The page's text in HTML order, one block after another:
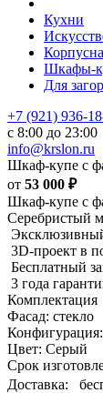
Кухни
Шкафы-
Для
+7 (921) 936-
с 8:00 до 23:00
info@krslon.ru
Шкаф-купе с
от 53 000 ₽
Шкаф-купе с
Серебристый
3D-проект в
Бесплатный
3 года
Комплектация
Фасад: стекло
Цвет: Серый
Срок
Доставка: